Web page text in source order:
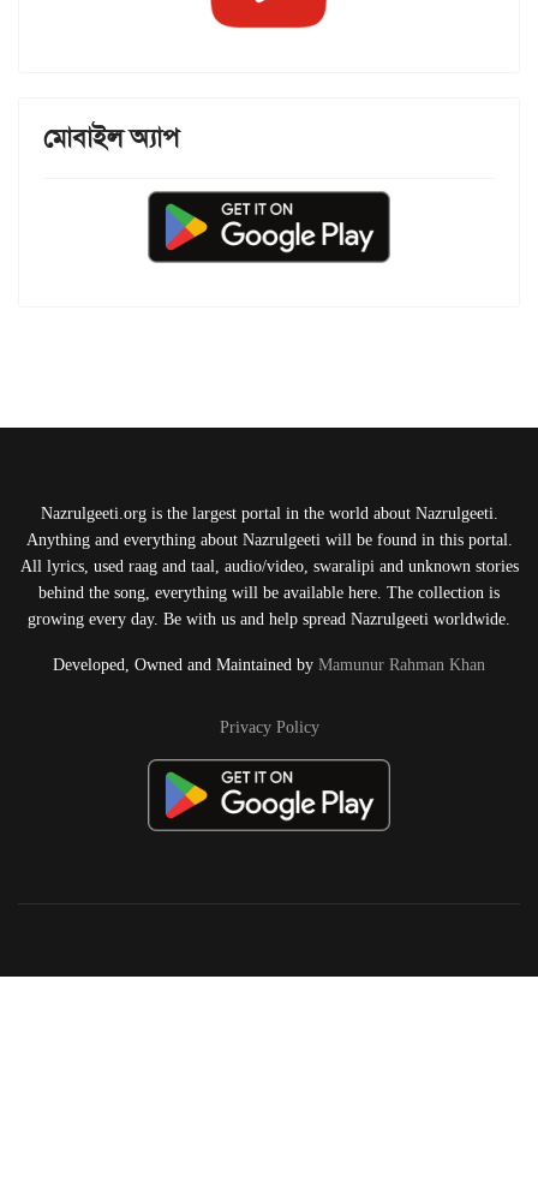
মোবাইল অ্যাপ
Nazrulgeeti.org is the largest portal in the world about Nazrulgeeti.
Anything and everything about Nazrulgeeti will be found in this portal.
All lyrics, used raag and taal, audio/video, swaralipi and unknown stories
behind the song, everything will be available here. The collection is
growing every day. Be with us and help spread Nazrulgeeti worldwide.
Developed, Owned and Maintained by Mamunur Rahman Khan
Privacy Policy